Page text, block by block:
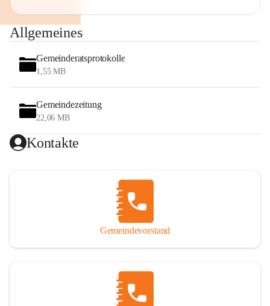
Allgemeines
Gemeinderatsprotokolle
1,55 MB
Gemeindezeitung
22,06 MB
Kontakte
Gemeindevorstand